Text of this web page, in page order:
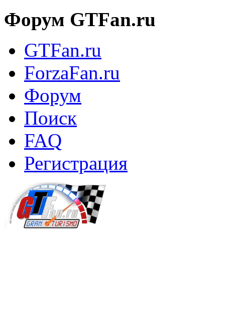
Форум GTFan.ru
GTFan.ru
ForzaFan.ru
Форум
Поиск
FAQ
Регистрация